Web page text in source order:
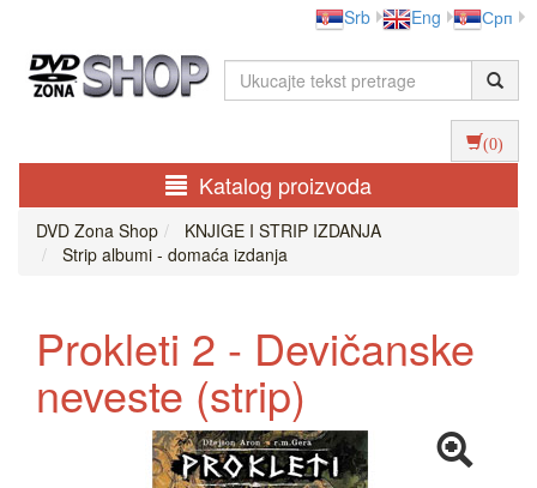
Srb Eng Срп
(0)
Katalog proizvoda
DVD Zona Shop
KNJIGE I STRIP IZDANJA
Strip albumi - domaća izdanja
Prokleti 2 - Devičanske
neveste (strip)